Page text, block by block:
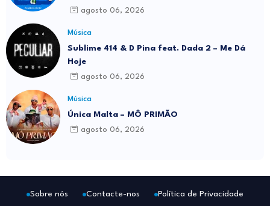
agosto 06, 2026
Música
Sublime 414 & D Pina feat. Dada 2 – Me Dá
Hoje
agosto 06, 2026
Música
Única Malta – MÔ PRIMÃO
agosto 06, 2026
Sobre nós Contacte-nos Política de Privacidade